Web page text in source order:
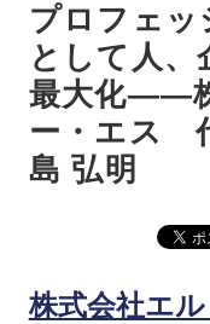
プロフェ
として人、
最大化――
ー・エス
島 弘明
株式会社エ